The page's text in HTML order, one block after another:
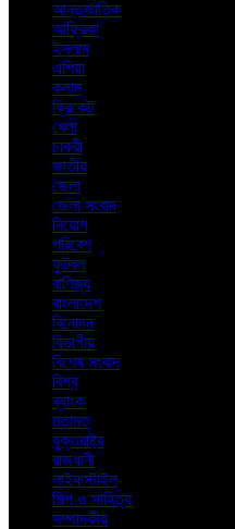
আন্তর্জাতিক
আফ্রিকা
ইসলাম
এশিয়া
কলাম
ক্রিকেট
খেলা
চাকরী
জাতীয়
জেলা
জেলা সংবাদ
নিয়োগ
পরিবেশ
ফুটবল
বাণিজ্য
বাংলাদেশ
বিনোদন
বিভাগীয়
বিশেষ সংবাদ
বিশ্ব
ব্যাংক
মতামত
যুক্তরাষ্ট্র
রাজধানী
লাইফস্টাইল
শিল্প ও সাহিত্য
সম্পাদকীয়